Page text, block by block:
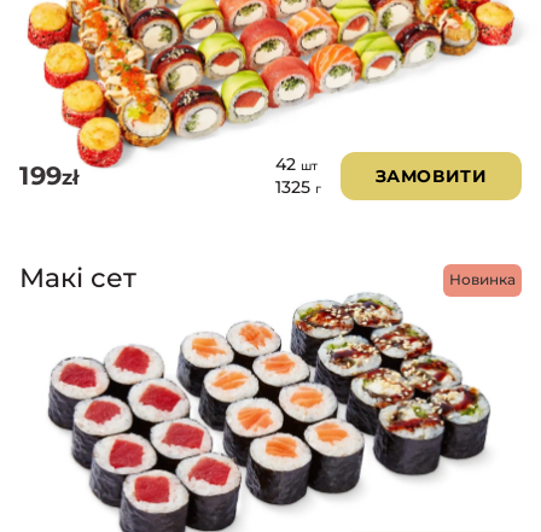
199zł
42 шт
1325 г
ЗАМОВИТИ
Новинка
Макі сет